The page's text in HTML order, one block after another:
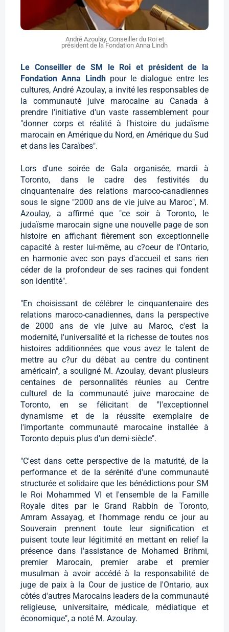
André Azoulay, Conseiller du Roi et
président de la Fondation Anna Lindh
Le Conseiller de SM le Roi et président de la
Fondation Anna Lindh pour le dialogue entre les
cultures, André Azoulay, a invité les responsables de
la communauté juive marocaine au Canada à
prendre l'initiative d'un vaste rassemblement pour
"donner corps et réalité à l'histoire du judaïsme
marocain en Amérique du Nord, en Amérique du Sud
et dans les Caraïbes".
Lors d'une soirée de Gala organisée, mardi à
Toronto, dans le cadre des festivités du
cinquantenaire des relations maroco-canadiennes
sous le signe "2000 ans de vie juive au Maroc", M.
Azoulay, a affirmé que "ce soir à Toronto, le
judaïsme marocain signe une nouvelle page de son
histoire en affichant fièrement son exceptionnelle
capacité à rester lui-même, au c?oeur de l'Ontario,
en harmonie avec son pays d'accueil et sans rien
céder de la profondeur de ses racines qui fondent
son identité".
"En choisissant de célébrer le cinquantenaire des
relations maroco-canadiennes, dans la perspective
de 2000 ans de vie juive au Maroc, c'est la
modernité, l'universalité et la richesse de toutes nos
histoires additionnées que vous avez le talent de
mettre au c?ur du débat au centre du continent
américain", a souligné M. Azoulay, devant plusieurs
centaines de personnalités réunies au Centre
culturel de la communauté juive marocaine de
Toronto, en se félicitant de "l'exceptionnel
dynamisme et de la réussite exemplaire de
l'importante communauté marocaine installée à
Toronto depuis plus d'un demi-siècle".
"C'est dans cette perspective de la maturité, de la
performance et de la sérénité d'une communauté
structurée et solidaire que les bénédictions pour SM
le Roi Mohammed VI et l'ensemble de la Famille
Royale dites par le Grand Rabbin de Toronto,
Amram Assayag, et l'hommage rendu ce jour au
Souverain prennent toute leur signification et
puisent toute leur légitimité en mettant en relief la
présence dans l'assistance de Mohamed Brihmi,
premier Marocain, premier arabe et premier
musulman à avoir accédé à la responsabilité de
juge de paix à la Cour de justice de l'Ontario, aux
côtés d'autres Marocains leaders de la communauté
religieuse, universitaire, médicale, médiatique et
économique", a noté M. Azoulay.